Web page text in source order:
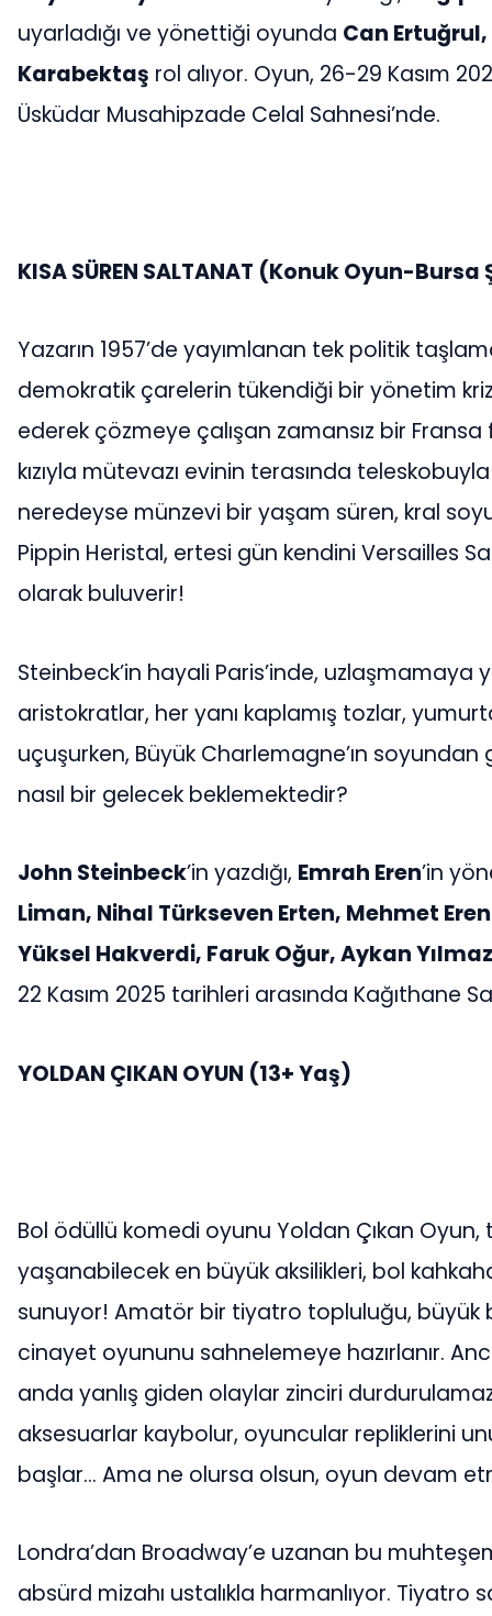
uyarladığı ve yönettiği oyunda Can
Karabektaş rol alıyor. Oyun, 26-29 Kasım
Üsküdar Musahipzade Celal Sahnesi’nde.
KISA SÜREN SALTANAT (Konuk Oyun-Bursa
Yazarın 1957’de yayımlanan tek politik
demokratik çarelerin tükendiği bir yönetim
ederek çözmeye çalışan zamansız bir Fransa
kızıyla mütevazı evinin terasında teleskobuyla
neredeyse münzevi bir yaşam süren, kral
Pippin Heristal, ertesi gün kendini Versailles
olarak buluverir!
Steinbeck’in hayali Paris’inde, uzlaşmamaya
aristokratlar, her yanı kaplamış tozlar,
uçuşurken, Büyük Charlemagne’ın soyundan
nasıl bir gelecek beklemektedir?
John Steinbeck’in yazdığı, Emrah Eren’in
Liman, Nihal Türkseven Erten, Mehmet
Yüksel Hakverdi, Faruk Oğur, Aykan Yılmaz
22 Kasım 2025 tarihleri arasında Kağıthane
YOLDAN ÇIKAN OYUN (13+ Yaş)
Bol ödüllü komedi oyunu Yoldan Çıkan
yaşanabilecek en büyük aksilikleri, bol
sunuyor! Amatör bir tiyatro topluluğu, büyük
cinayet oyununu sahnelemeye hazırlanır.
anda yanlış giden olaylar zinciri
aksesuarlar kaybolur, oyuncular repliklerini
başlar… Ama ne olursa olsun, oyun devam
Londra’dan Broadway’e uzanan bu
absürd mizahı ustalıkla harmanlıyor. Tiyatro